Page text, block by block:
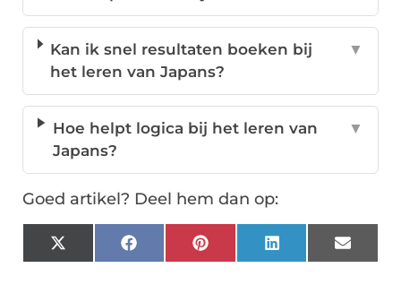
Kan ik snel resultaten boeken bij
het leren van Japans?
▼
Hoe helpt logica bij het leren van
Japans?
▼
Goed artikel? Deel hem dan op:
X
(Twitter)
FacebookPinterestLinkedInEmail